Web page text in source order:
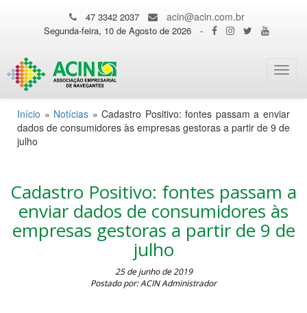
47 3342 2037 acin@acin.com.br
Segunda-feira, 10 de Agosto de 2026 -
Início » Notícias »Cadastro Positivo: fontes passam a enviar
dados de consumidores às empresas gestoras a partir de 9 de
julho
Cadastro Positivo: fontes passam a
enviar dados de consumidores às
empresas gestoras a partir de 9 de
julho
25 de junho de 2019
Postado por: ACIN Administrador